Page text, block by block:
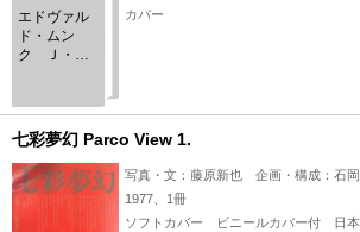
エドヴァル
ド・ムン
ク Ｊ・
カバー
七彩夢幻 Parco View 1.
写真・文：藤原新也 企画・構成：石岡
1977、1冊
ソフトカバー ビニールカバー付 日